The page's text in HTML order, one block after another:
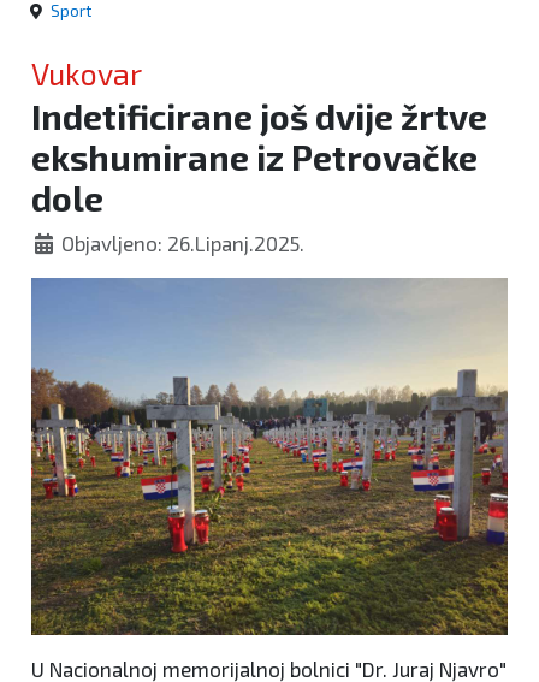
Sport
Vukovar
Indetificirane još dvije žrtve
ekshumirane iz Petrovačke
dole
Objavljeno: 26.Lipanj.2025.
U Nacionalnoj memorijalnoj bolnici "Dr. Juraj Njavro"